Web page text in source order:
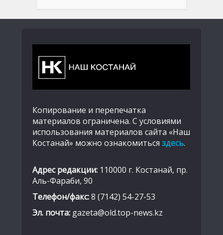
Копирование и перепечатка
материалов ограничена. С условиями
использования материалов сайта «Наш
Костанай» можно ознакомиться здесь.
Адрес редакции: 110000 г. Костанай, пр.
Аль-Фараби, 90
Телефон/факс:8 (7142) 54-27-53
Эл. почта: gazeta@old.top-news.kz